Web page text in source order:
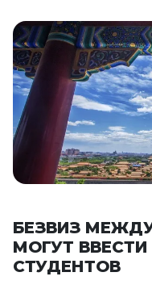
БЕЗВИЗ
МОГУТ
СТУДЕНТОВ